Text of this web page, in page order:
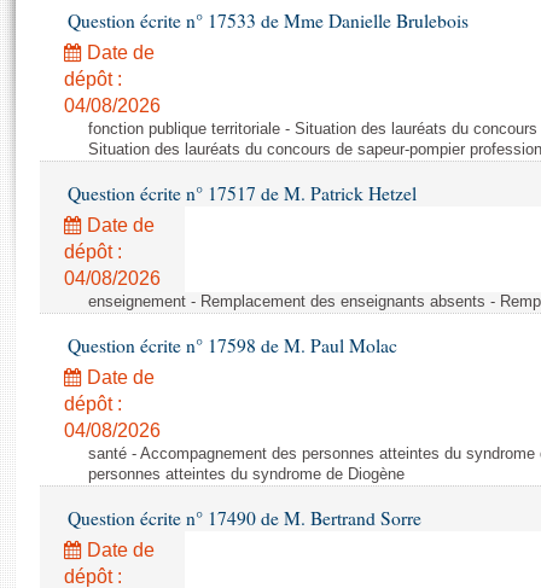
Projets de loi
Propositions de loi
Amendements
Textes adoptés
Rapports législatifs
Rapports sur l'application des lois
Baromètre de l’application des lois
Dossiers législatifs
Budget et sécurité sociale
Questions écrites et orales
Comptes rendus des débats
Histoire
Juniors
Anciennes législatures
Contacts et plan d'accès
Photos libres de droit
Question écrite n° 17533 de Mme Danielle Brulebois
Date de
dépôt :
04/08/2026
fonction publique territoriale - Situation des lauréats du
Situation des lauréats du concours de sapeur-pompier
Question écrite n° 17517 de M. Patrick Hetzel
Date de
dépôt :
04/08/2026
enseignement - Remplacement des enseignants absents -
Question écrite n° 17598 de M. Paul Molac
Date de
dépôt :
04/08/2026
santé - Accompagnement des personnes atteintes du
personnes atteintes du syndrome de Diogène
Question écrite n° 17490 de M. Bertrand Sorre
Date de
dépôt :